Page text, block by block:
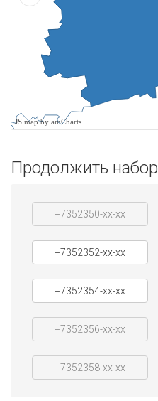
JS map by amCharts
Продолжить набор
+7352350-xx-xx
+7352352-xx-xx
+7352354-xx-xx
+7352356-xx-xx
+7352358-xx-xx